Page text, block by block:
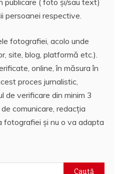
persoanei respective.
fotografiei, acolo unde
site, blog, platformă etc.).
online, în măsura în
proces jurnalistic,
de verificare din minim 3
comunicare, redacția
fotografiei și nu o va adapta